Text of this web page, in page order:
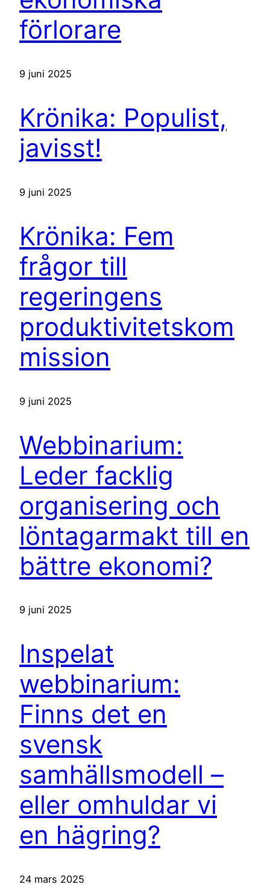
förlorare
9 juni 2025
Krönika: Populist,
javisst!
9 juni 2025
Krönika: Fem
frågor till
regeringens
produktivitetskom
mission
9 juni 2025
Webbinarium:
Leder facklig
organisering och
löntagarmakt till en
bättre ekonomi?
9 juni 2025
Inspelat
webbinarium:
Finns det en
svensk
samhällsmodell –
eller omhuldar vi
en hägring?
24 mars 2025